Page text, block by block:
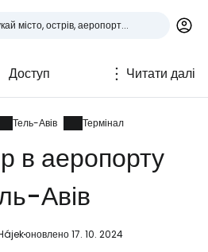
Доступ Читати далі
Тель-Авів Термінал
в аеропорту
Авів
оновлено 17. 10. 2024
до Cestee
спільнота
з Google
у Facebook